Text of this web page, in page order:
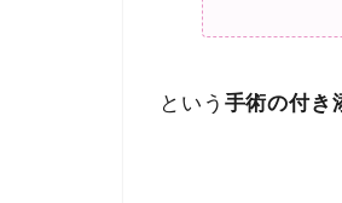
という 手術の付き